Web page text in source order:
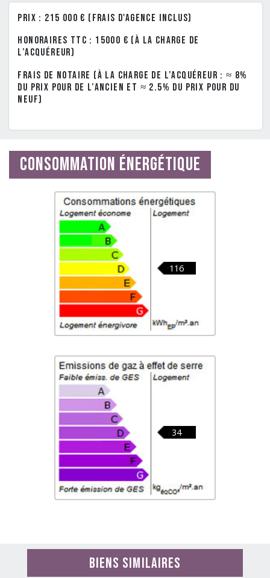
Prix : 215 000 € (frais d'agence inclus)
Honoraires TTC : 15000 € (à la charge de
l’acquéreur)
Frais de notaire (à la charge de l’acquéreur : ≈ 8%
du prix pour de l’ancien et ≈ 2.5% du prix pour du
neuf)
Consommation énergétique
116
34
Biens similaires